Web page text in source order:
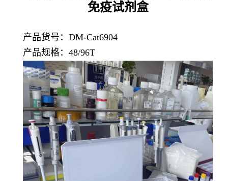
免疫试剂盒
产品货号：DM-Cat6904
产品规格：48/96T